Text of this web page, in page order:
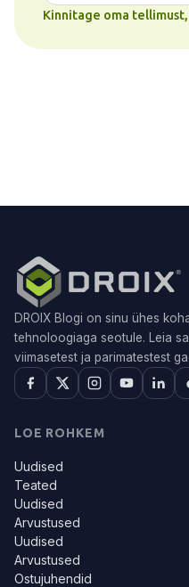
Kinnitage oma
DROIX Blogi on sinu ühes
tehnoloogiaga seotule. Leia
viimasetest ja parimatestest
LOE ROHKEM
Uudised
Teated
Uudised
Arvustused
Uudised
Arvustused
Ostujuhendid